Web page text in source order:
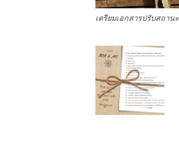
เตรียมเอกสารปรับสถาน